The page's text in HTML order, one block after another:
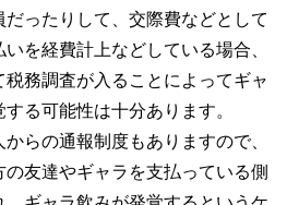
ったりして、交際費などとして
を経費計上などしている場合、
務調査が入ることによってギャ
る可能性は十分あります。
らの通報制度もありますので、
友達やギャラを支払っている側